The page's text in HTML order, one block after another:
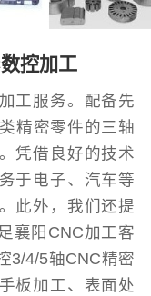
控加工
工服务。配备先
精密零件的三轴
凭借良好的技术
于电子、汽车等
此外，我们还提
襄阳CNC加工客
3/4/5轴CNC精密
板加工、表面处